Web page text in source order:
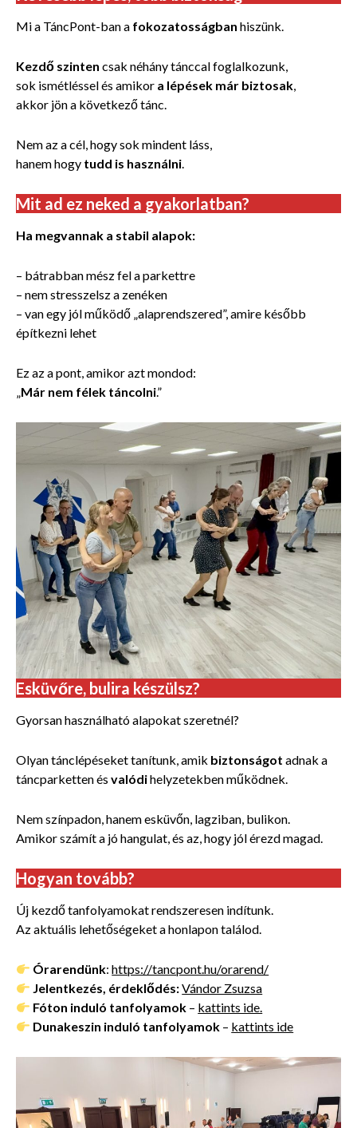
Mi a TáncPont-ban a fokozatosságban hiszünk.
Kezdő szinten csak néhány tánccal foglalkozunk,
sok ismétléssel és amikor a lépések már biztosak,
akkor jön a következő tánc.
Nem az a cél, hogy sok mindent láss,
hanem hogy tudd is használni.
Mit ad ez neked a gyakorlatban?
Ha megvannak a stabil alapok:
– bátrabban mész fel a parkettre
– nem stresszelsz a zenéken
– van egy jól működő „alaprendszered”, amire később
építkezni lehet
Ez az a pont, amikor azt mondod:
„Már nem félek táncolni.”
Esküvőre, bulira készülsz?
Gyorsan használható alapokat szeretnél?
Olyan tánclépéseket tanítunk, amik biztonságot adnak a
táncparketten és valódihelyzetekben működnek.
Nem színpadon, hanem esküvőn, lagziban, bulikon.
Amikor számít a jó hangulat, és az, hogy jól érezd magad.
Hogyan tovább?
Új kezdő tanfolyamokat rendszeresen indítunk.
Az aktuális lehetőségeket a honlapon találod.
Órarendünk:https://tancpont.hu/orarend/
Jelentkezés, érdeklődés:Vándor Zsuzsa
Fóton induló tanfolyamok – kattints ide.
Dunakeszin induló tanfolyamok – kattints ide